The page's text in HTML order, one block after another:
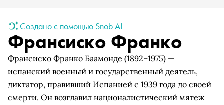
Создано с помощью Snob AI
Франсиско Франко
Франсиско Франко Баамонде (1892–1975) —
испанский военный и государственный деятель,
диктатор, правивший Испанией с 1939 года до своей
смерти. Он возглавил националистический мятеж